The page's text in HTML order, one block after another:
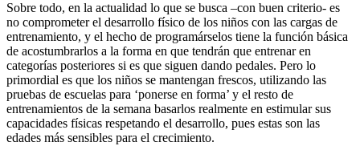
Sobre todo, en la actualidad lo que se busca –con buen criterio- es
no comprometer el desarrollo físico de los niños con las cargas de
entrenamiento, y el hecho de programárselos tiene la función básica
de acostumbrarlos a la forma en que tendrán que entrenar en
categorías posteriores si es que siguen dando pedales. Pero lo
primordial es que los niños se mantengan frescos, utilizando las
pruebas de escuelas para ‘ponerse en forma’ y el resto de
entrenamientos de la semana basarlos realmente en estimular sus
capacidades físicas respetando el desarrollo, pues estas son las
edades más sensibles para el crecimiento.